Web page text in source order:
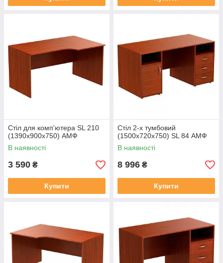
Стіл для комп'ютера SL 210
(1390х900х750) АМФ
В наявності
3 590 ₴
Купити
Стіл 2-х тумбовий
(1500х720х750) SL 84 АМФ
В наявності
8 996 ₴
Купити